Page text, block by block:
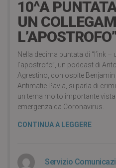
10^A
UN
Nella decima puntata di “l’ink
l’apostrofo”, un podcast di
Agrestino, con ospite
Antimafie Pavia, si parla di
un tema molto importante
emergenza da Coronavirus.
CONTINUA A LEGGERE
Servizio